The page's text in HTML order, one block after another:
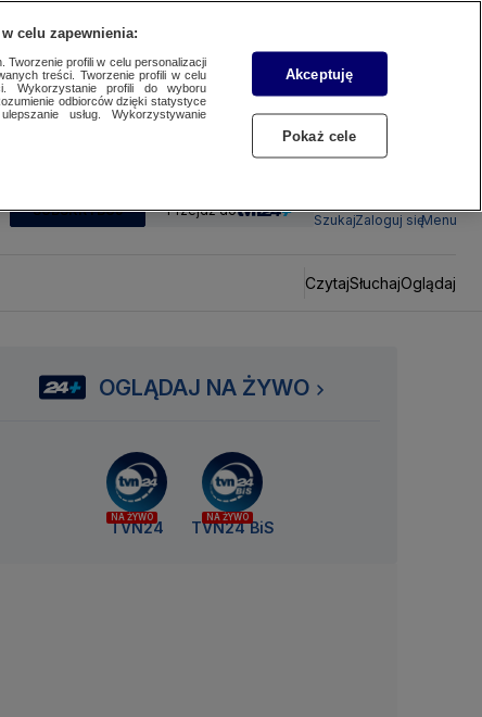
SUBSKRYBUJ Przejdź do
SzukajZaloguj sięMenu
CzytajSłuchajOglądaj
OGLĄDAJ NA ŻYWO
NA ŻYWO
TVN24
NA ŻYWO
TVN24 BiS
celu zapewnienia:
Tworzenie profili w celu personalizacji
treści. Tworzenie profili w celu
Wykorzystanie profili do wyboru
odbiorców dzięki statystyce
usług. Wykorzystywanie
Akceptuję
Pokaż cele